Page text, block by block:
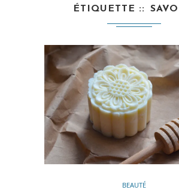
ÉTIQUETTE :
BEAUTÉ